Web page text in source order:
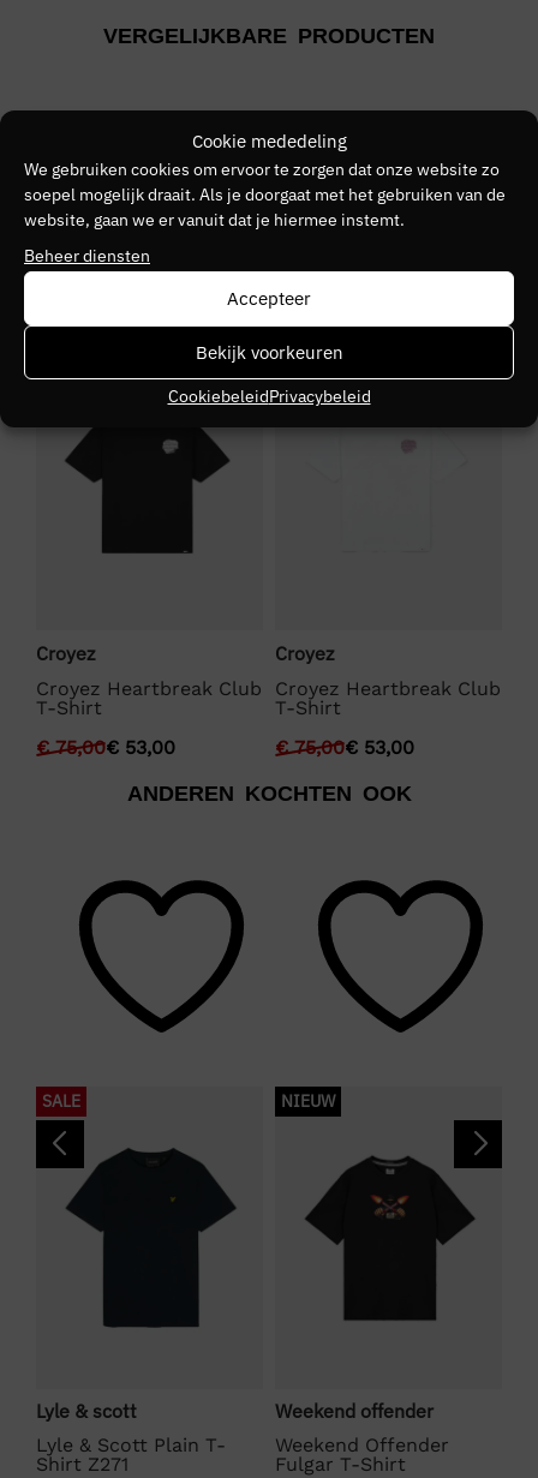
Cookie mededeling
We gebruiken cookies om ervoor te zorgen dat onze website zo
soepel mogelijk draait. Als je doorgaat met het gebruiken van de
website, gaan we er vanuit dat je hiermee instemt.
Beheer diensten
Accepteer
Bekijk voorkeuren
CookiebeleidPrivacybeleid
Bruin
Kleurnummer
80
Seizoen
VERGELIJKBARE PRODUCTEN
Croyez
Croyez Heartbreak Club
T-Shirt
€75,00€ 53,00
SALE
Croyez
Croyez Heartbreak Club
T-Shirt
€75,00€ 53,00
ANDEREN KOCHTEN OOK
SALE
Lyle & scott
Lyle & Scott Plain T-
Shirt Z271
NIEUW
Weekend offender
Weekend Offender
Fulgar T-Shirt